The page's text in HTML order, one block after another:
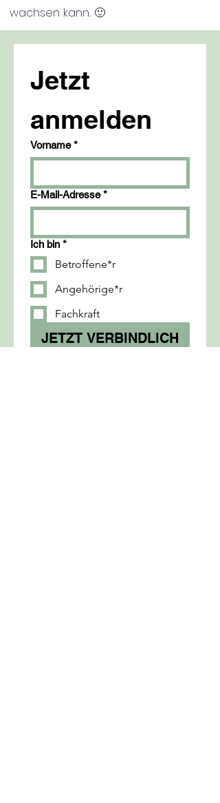
wachsen kann. 🙂
Jetzt
anmelden
Vorname *
E-Mail-Adresse *
Ich bin *
Betroffene*r
Angehörige*r
Fachkraft
JETZT VERBINDLICH